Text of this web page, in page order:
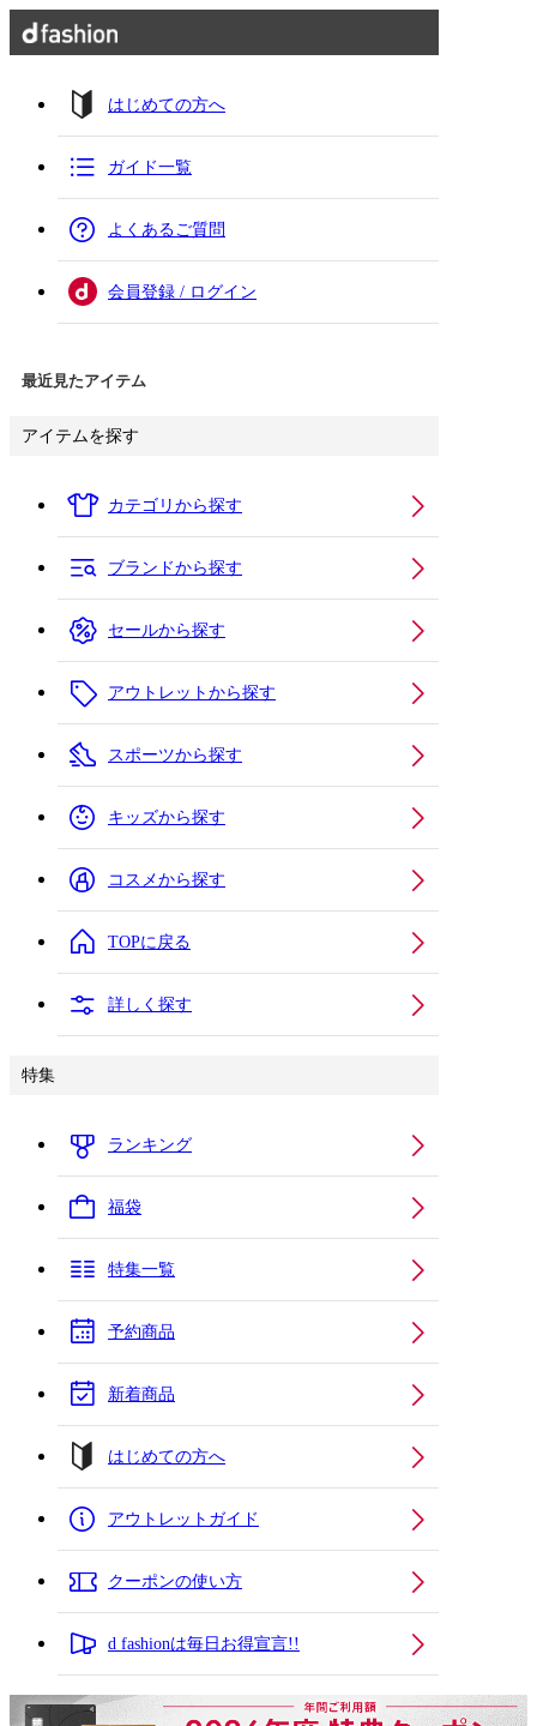
はじめての方へ
ガイド一覧
よくあるご質問
会員登録 / ログイン
最近見たアイテム
アイテムを探す
カテゴリから探す
ブランドから探す
セールから探す
アウトレットから探す
スポーツから探す
キッズから探す
コスメから探す
TOPに戻る
詳しく探す
特集
ランキング
福袋
特集一覧
予約商品
新着商品
はじめての方へ
アウトレットガイド
クーポンの使い方
d fashionは毎日お得宣言!!